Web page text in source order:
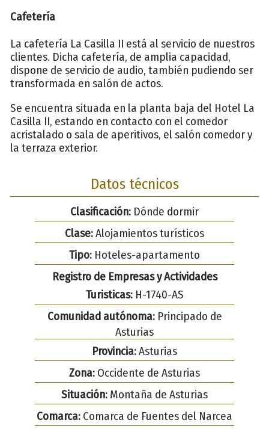
Cafetería
La cafetería La Casilla II está al servicio de nuestros
clientes. Dicha cafetería, de amplia capacidad,
dispone de servicio de audio, también pudiendo ser
transformada en salón de actos.
Se encuentra situada en la planta baja del Hotel La
Casilla II, estando en contacto con el comedor
acristalado o sala de aperitivos, el salón comedor y
la terraza exterior.
Datos técnicos
Clasificación: Dónde dormir
Clase:Alojamientos turísticos
Tipo: Hoteles-apartamento
Registro de Empresas y Actividades
Turisticas:H-1740-AS
Comunidad autónoma:Principado de
Asturias
Provincia:Asturias
Zona: Occidente de Asturias
Situación: Montaña de Asturias
Comarca: Comarca de Fuentes del Narcea